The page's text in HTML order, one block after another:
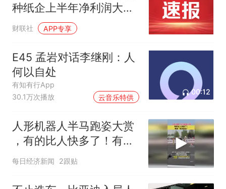
种纸企上半年净利润大幅
增长|财报解读
财联社 APP专享
E45 孟岩对话李继刚：人
何以自处
有知有行App
30.1万次播放
云音乐特供
00:12
人形机器人半马跑姿大赏
，有的比人快多了！有的
“状况百出”
每日经济新闻 2跟贴